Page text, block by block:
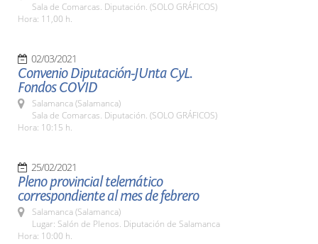
Sala de Comarcas. Diputación. (SOLO GRÁFICOS)
Hora: 11,00 h.
02/03/2021
Convenio Diputación-JUnta CyL.
Fondos COVID
Salamanca (Salamanca)
Sala de Comarcas. Diputación. (SOLO GRÁFICOS)
Hora: 10:15 h.
25/02/2021
Pleno provincial telemático
correspondiente al mes de febrero
Salamanca (Salamanca)
Lugar: Salón de Plenos. Diputación de Salamanca
Hora: 10:00 h.